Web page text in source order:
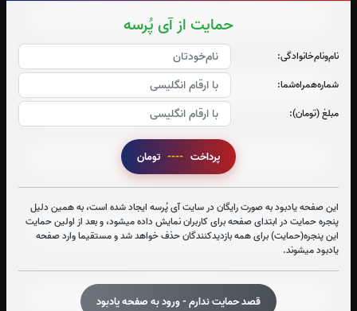
حمایت از آی پُرسه
نام‌و‌نام‌خانوادگی:
شماره‌همراه‌شما:
مبلغ (تومان):
پرداخت ----
این صفحه یادبود به صورت رایگان در سایت آی پُرسه ایجاد شده است، به همین دلیل
پنجره حمایت در ابتدای صفحه برای کاربران نمایش داده میشود، و بعد از اولین حمایت
این پنجره(حمایت) برای همه بازدیدکنندگان حذف خواهد شد و مستقیما وارد صفحه
یادبود میشوند.
قصد حمایت ندارم - ورود به صفحه یادبود
صوت جزء شماره 4
صوت جزء شماره 5
صوت جزء شماره 6
صوت جزء شماره 7